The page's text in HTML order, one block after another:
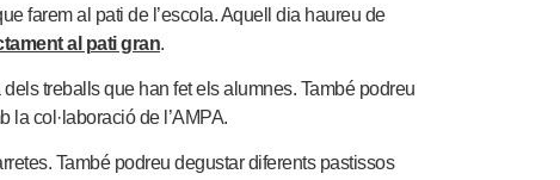
farem al pati de l’escola. Aquell dia haureu de
al pati gran.
treballs que han fet els alumnes. També podreu
la col·laboració de l’AMPA.
També podreu degustar diferents pastissos